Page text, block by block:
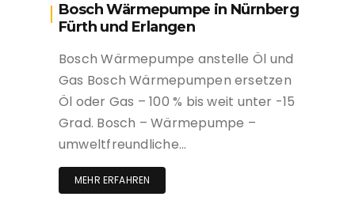
Bosch Wärmepumpe in Nürnberg
Fürth und Erlangen
Bosch Wärmepumpe anstelle Öl und
Gas Bosch Wärmepumpen ersetzen
Öl oder Gas – 100 % bis weit unter -15
Grad. Bosch – Wärmepumpe –
umweltfreundliche…
MEHR ERFAHREN